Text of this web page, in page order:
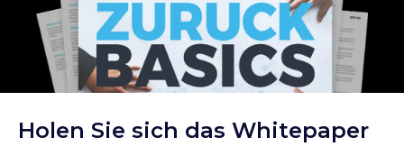
Holen Sie sich das Whitepaper